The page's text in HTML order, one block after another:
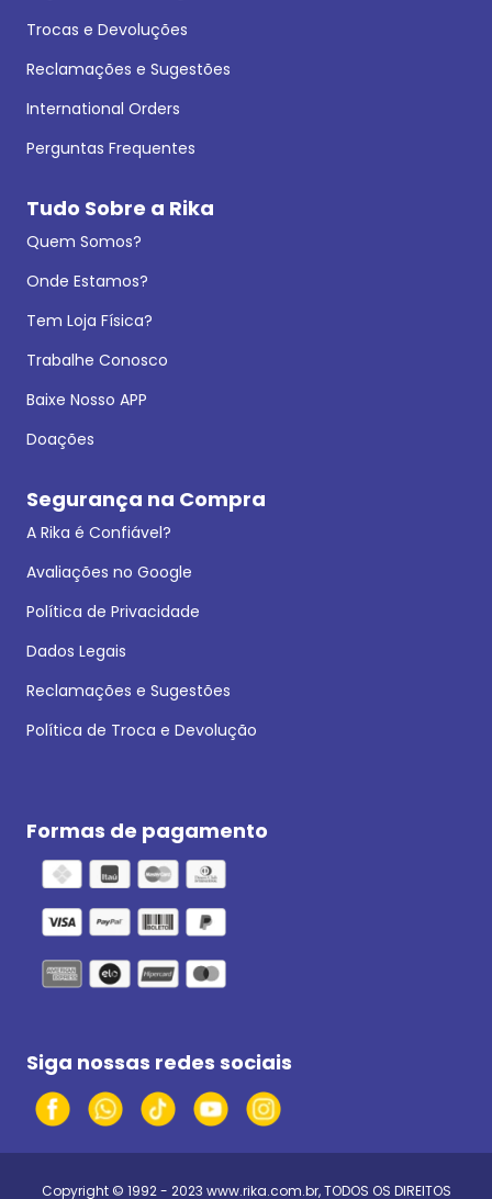
Trocas e Devoluções
Reclamações e Sugestões
International Orders
Perguntas Frequentes
Tudo Sobre a Rika
Quem Somos?
Onde Estamos?
Tem Loja Física?
Trabalhe Conosco
Baixe Nosso APP
Doações
Segurança na Compra
A Rika é Confiável?
Avaliações no Google
Política de Privacidade
Dados Legais
Reclamações e Sugestões
Política de Troca e Devolução
Formas de pagamento
Siga nossas redes sociais
Copyright © 1992 - 2023 www.rika.com.br, TODOS OS DIREITOS